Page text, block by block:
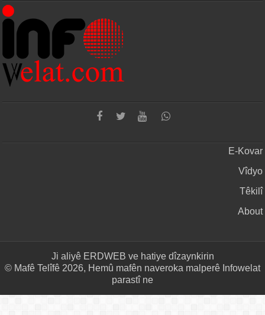
E-Kovar
Vîdyo
Têkilî
About
Ji aliyê ERDWEB ve hatiye dîzaynkirin
© Mafê Telîfê 2026, Hemû mafên naveroka malperê Infowelat
parastî ne